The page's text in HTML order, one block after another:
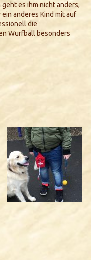
es ihm nicht anders,
anderes Kind mit auf
die
Wurfball besonders